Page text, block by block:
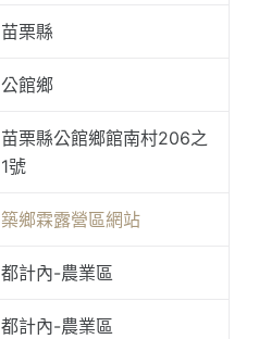
苗栗縣
公館鄉
苗栗縣公館鄉館南村206之
1號
築鄉霖露營區網站
都計內-農業區
都計內-農業區